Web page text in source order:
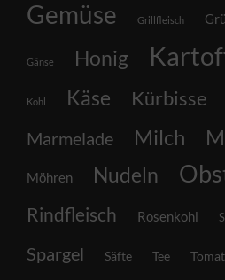
Gemüse Grillfleisch
Gänse Honig
Kohl Käse Kürbisse
Marmelade Milch
Möhren Nudeln
Rindfleisch Rosenkohl
Spargel Säfte Tee